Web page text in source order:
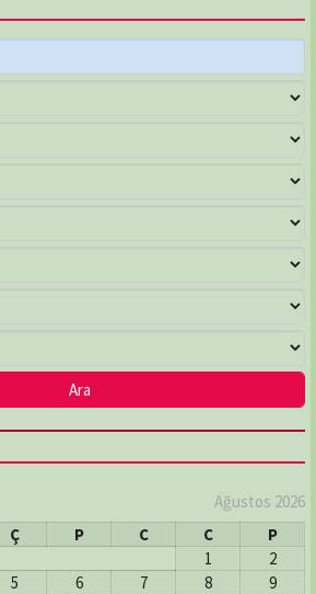
Ağustos 2026
Ç P C C
P
1
2
5 6 7 8
9